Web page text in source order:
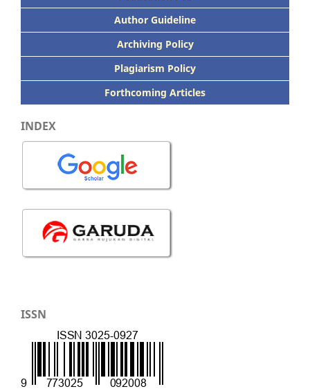
Author Guideline
Archiving Policy
Plagiarism Policy
Forthcoming Articles
INDEX
ISSN